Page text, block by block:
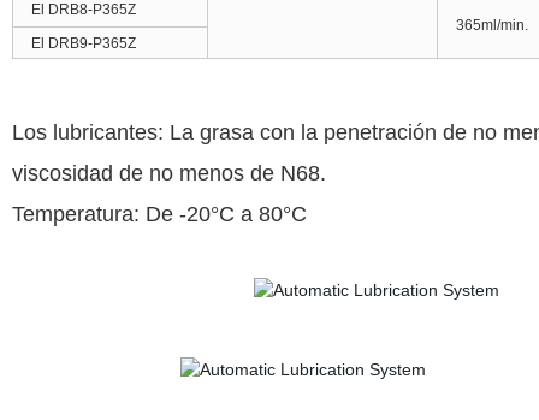
El DRB8-P365Z
365ml/min.
El DRB9-P365Z
Los lubricantes: La grasa con la penetración de no
viscosidad de no menos de N68.
Temperatura: De -20°C a 80°C